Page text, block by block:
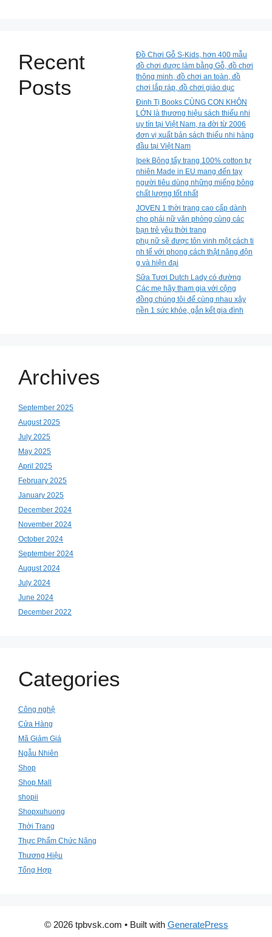
Recent
Posts
Đồ Chơi Gỗ S-Kids, hơn 400 mẫu
đồ chơi được làm bằng Gỗ, đồ chơi
thông minh, đồ chơi an toàn, đồ
chơi lắp ráp, đồ chơi giáo dục
Đinh Tị Books CÙNG CON KHÔN
LỚN là thương hiệu sách thiếu nhi
uy tín tại Việt Nam, ra đời từ 2006
đơn vị xuất bản sách thiếu nhi hàng
đầu tại Việt Nam
Ipek Bông tẩy trang 100% cotton tự
nhiên Made in EU mang đến tay
người tiêu dùng những miếng bông
chất lượng tốt nhất
JOVEN 1 thời trang cao cấp dành
cho phái nữ văn phòng cùng các
bạn trẻ yêu thời trang
phụ nữ sẽ được tôn vinh một cách ti
nh tế với phong cách thật năng độn
g và hiện đại
Sữa Tươi Dutch Lady có đường
Các mẹ hãy tham gia với cộng
đồng chúng tôi để cùng nhau xây
nền 1 sức khỏe, gắn kết gia đình
Archives
September 2025
August 2025
July 2025
May 2025
April 2025
February 2025
January 2025
December 2024
November 2024
October 2024
September 2024
August 2024
July 2024
June 2024
December 2022
Categories
Công nghệ
Cửa Hàng
Mã Giảm Giá
Ngẫu Nhiên
Shop
Shop Mall
shopii
Shopxuhuong
Thời Trang
Thực Phẩm Chức Năng
Thương Hiệu
Tổng Hợp
© 2026 tpbvsk.com • Built with GeneratePress